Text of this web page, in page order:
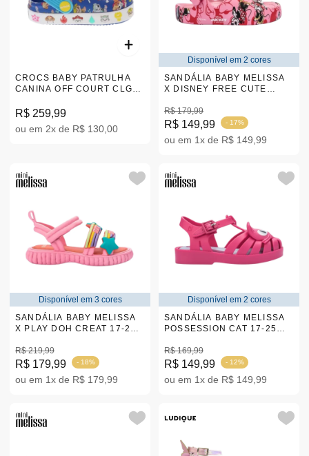
CROCS BABY PATRULHA
CANINA OFF COURT CLGT
R$ 259,99
ou em 2x de R$ 130,00
Disponível em 2 cores
SANDÁLIA BABY MELISSA
X DISNEY FREE CUTE
|35924
R$ 179,99
R$ 149,99 - 17%
ou em 1x de R$ 149,99
Disponível em 3 cores
SANDÁLIA BABY MELISSA
X PLAY DOH CREAT 17-28
R$ 219,99
R$ 179,99 - 18%
ou em 1x de R$ 179,99
Disponível em 2 cores
SANDÁLIA BABY MELISSA
POSSESSION CAT 17-25
R$ 169,99
R$ 149,99 - 12%
ou em 1x de R$ 149,99